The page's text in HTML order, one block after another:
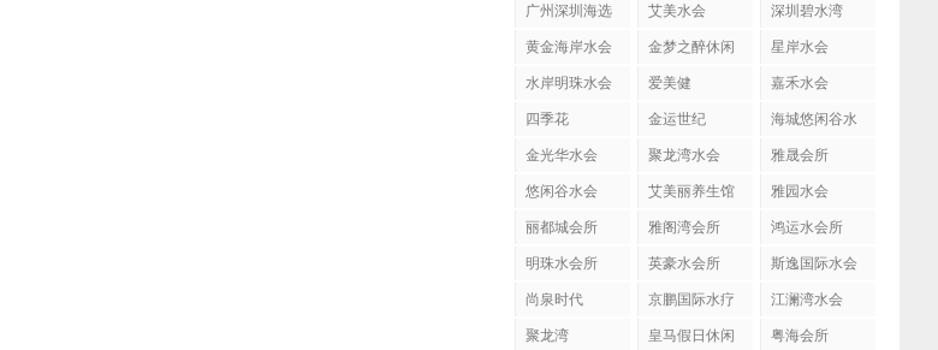
广州深圳海选 艾美水会 深圳碧水湾
黄金海岸水会 金梦之醉休闲 星岸水会
水岸明珠水会 爱美健 嘉禾水会
四季花 金运世纪
海城悠闲谷水
金光华水会 聚龙湾水会 雅晟会所
悠闲谷水会 艾美丽养生馆 雅园水会
丽都城会所 雅阁湾会所 鸿运水会所
明珠水会所 英豪水会所 斯逸国际水会
尚泉时代 京鹏国际水疗 江澜湾水会
聚龙湾 皇马假日休闲 粤海会所